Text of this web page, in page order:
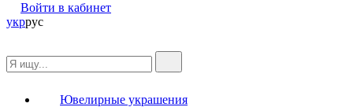
Войти в кабинет
укррус
Ювелирные украшения